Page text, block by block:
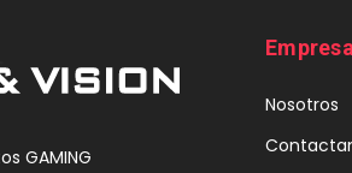
GAMING
Nosotros